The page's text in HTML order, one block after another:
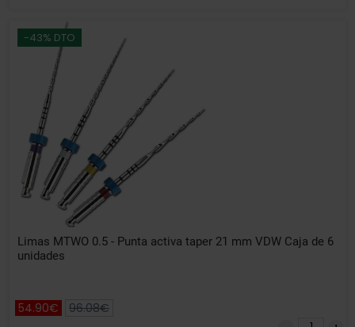
-43% DTO
Limas MTWO 0.5 - Punta activa taper 21 mm VDW Caja de 6
unidades
54.90€ 96.08€